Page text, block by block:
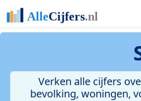
Verken alle cijfers
bevolking, woningen,